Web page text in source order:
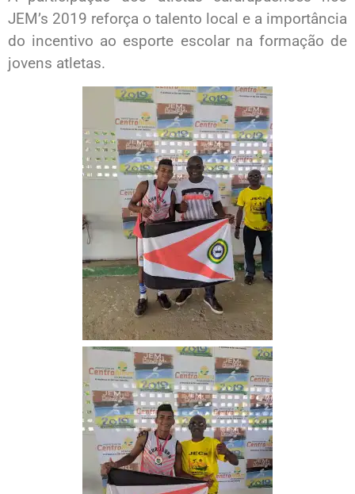
JEM’s 2019 reforça o talento local e a importância
do incentivo ao esporte escolar na formação de
jovens atletas.